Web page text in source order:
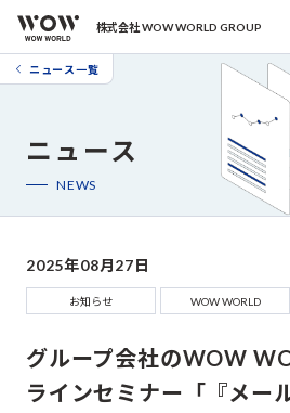
株式会社 WOW WORLD GROUP
ニュース一覧
ニュース
NEWS
2025年08月27日
お知らせ WOW WORLD
グループ会社のWOW
ラインセミナー「『メー